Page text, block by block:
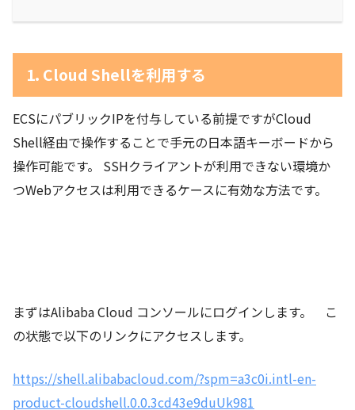
1. Cloud Shellを利用する
ECSにパブリックIPを付与している前提ですがCloud
Shell経由で操作することで手元の日本語キーボードから
操作可能です。 SSHクライアントが利用できない環境か
つWebアクセスは利用できるケースに有効な方法です。
まずはAlibaba Cloud コンソールにログインします。 こ
の状態で以下のリンクにアクセスします。
https://shell.alibabacloud.com/?spm=a3c0i.intl-en-
product-cloudshell.0.0.3cd43e9duUk981